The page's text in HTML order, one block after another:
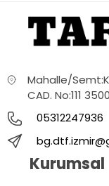
Mahalle/
CAD. No:111
05312247936
Kurumsal